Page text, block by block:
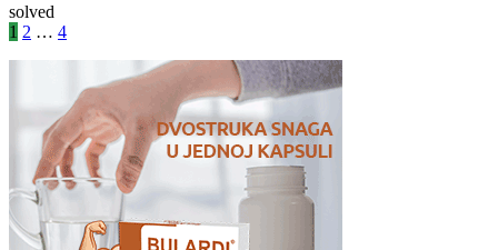
solved
1 2 … 4